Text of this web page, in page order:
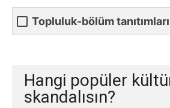
Topluluk-bölüm tanıtımları
Hangi popüler
skandalısın?